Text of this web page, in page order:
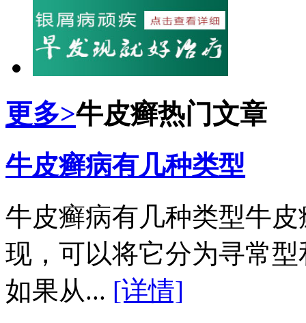
更多>牛皮癣热门文章
牛皮癣病有几种类型
牛皮癣病有几种类型牛
现，可以将它分为寻常
如果从... [详情]